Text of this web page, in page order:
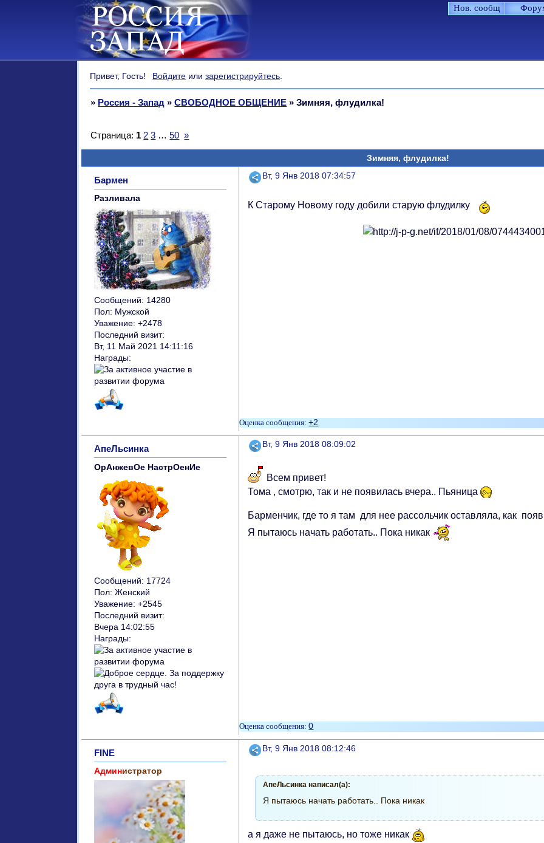
Нов. сообщ
Привет, Гость! Войдите илизарегистрируйтесь.
» Россия - Запад »СВОБОДНОЕ ОБЩЕНИЕ »Зимняя, флудилка!
Зимняя, флудилка!
Страница: 1 2 3 … 50 »
Поделиться
Вт, 9 Янв 2018 07:34:57
Бармен
Разливала
Сообщений: 14280
Пол: Мужской
Уважение: +2478
Последний визит:
Вт, 11 Май 2021 14:11:16
Награды:
К Старому Новому году добили старую флудилку
+2
Поделиться
Вт, 9 Янв 2018 08:09:02
АпеЛьсинка
ОрАнжевОе НастрОенИе
Сообщений: 17724
Пол: Женский
Уважение: +2545
Последний визит:
Вчера 14:02:55
Награды:
Всем привет!
Тома , смотрю, так и не появилась вчера.. Пьяница
Барменчик, где то я там для нее рассольчик оставляла, как
Я пытаюсь начать работать.. Пока никак
0
Поделиться
Вт, 9 Янв 2018 08:12:46
FINE
Администратор
АпеЛьсинка написал(а):
Я пытаюсь начать работать.. Пока никак
а я даже не пытаюсь, но тоже никак